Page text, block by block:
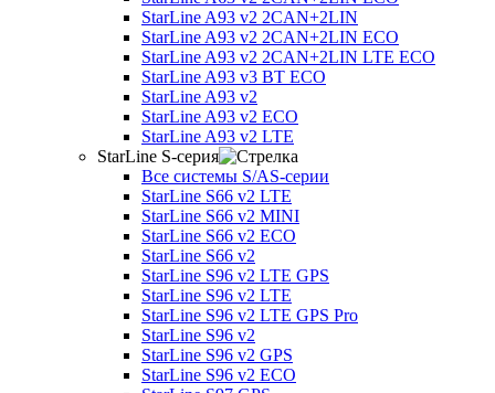
StarLine A93 v2 2CAN+2LIN
StarLine A93 v2 2CAN+2LIN ECO
StarLine A93 v2 2CAN+2LIN LTE ECO
StarLine A93 v3 BT ECO
StarLine A93 v2
StarLine A93 v2 ECO
StarLine A93 v2 LTE
StarLine S-серия
Все системы S/AS-серии
StarLine S66 v2 LTE
StarLine S66 v2 MINI
StarLine S66 v2 ECO
StarLine S66 v2
StarLine S96 v2 LTE GPS
StarLine S96 v2 LTE
StarLine S96 v2 LTE GPS Pro
StarLine S96 v2
StarLine S96 v2 GPS
StarLine S96 v2 ECO